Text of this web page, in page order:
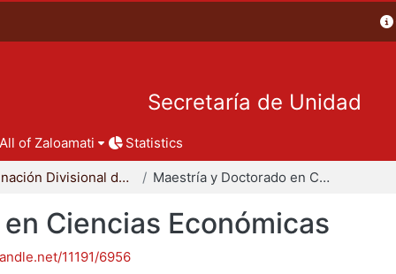
Secretaría de Unidad
All of Zaloamati Statistics
Coordinación Divisional de Posgrado Maestría y Doctorado en Ciencias Económicas
Ciencias Económicas
11191/6956